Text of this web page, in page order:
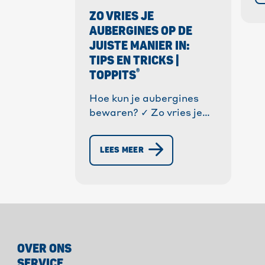
ZO VRIES JE
AUBERGINES OP DE
JUISTE MANIER IN:
TIPS EN TRICKS |
TOPPITS®
Hoe kun je aubergines
bewaren? ✓ Zo vries je
manier in! ✓ Blancheren,
bereiden en bewaren.
®
LEES MEER
OVER ONS